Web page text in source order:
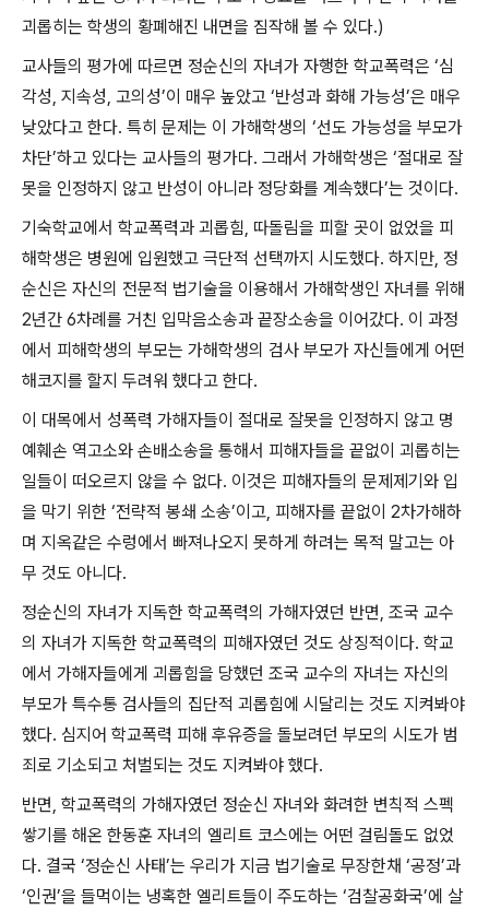
괴롭히는 학생의 황폐해진 내면을 짐작해 볼 수 있다.)
교사들의 평가에 따르면 정순신의 자녀가 자행한 학교폭력은 ‘심
각성, 지속성, 고의성’이 매우 높았고 ‘반성과 화해 가능성’은 매우
낮았다고 한다. 특히 문제는 이 가해학생의 ‘선도 가능성을 부모가
차단’하고 있다는 교사들의 평가다. 그래서 가해학생은 ‘절대로 잘
못을 인정하지 않고 반성이 아니라 정당화를 계속했다’는 것이다.
기숙학교에서 학교폭력과 괴롭힘, 따돌림을 피할 곳이 없었을 피
해학생은 병원에 입원했고 극단적 선택까지 시도했다. 하지만, 정
순신은 자신의 전문적 법기술을 이용해서 가해학생인 자녀를 위해
2년간 6차례를 거친 입막음소송과 끝장소송을 이어갔다. 이 과정
에서 피해학생의 부모는 가해학생의 검사 부모가 자신들에게 어떤
해코지를 할지 두려워 했다고 한다.
이 대목에서 성폭력 가해자들이 절대로 잘못을 인정하지 않고 명
예훼손 역고소와 손배소송을 통해서 피해자들을 끝없이 괴롭히는
일들이 떠오르지 않을 수 없다. 이것은 피해자들의 문제제기와 입
을 막기 위한 ‘전략적 봉쇄 소송’이고, 피해자를 끝없이 2차가해하
며 지옥같은 수렁에서 빠져나오지 못하게 하려는 목적 말고는 아
무 것도 아니다.
정순신의 자녀가 지독한 학교폭력의 가해자였던 반면, 조국 교수
의 자녀가 지독한 학교폭력의 피해자였던 것도 상징적이다. 학교
에서 가해자들에게 괴롭힘을 당했던 조국 교수의 자녀는 자신의
부모가 특수통 검사들의 집단적 괴롭힘에 시달리는 것도 지켜봐야
했다. 심지어 학교폭력 피해 후유증을 돌보려던 부모의 시도가 범
죄로 기소되고 처벌되는 것도 지켜봐야 했다.
반면, 학교폭력의 가해자였던 정순신 자녀와 화려한 변칙적 스펙
쌓기를 해온 한동훈 자녀의 엘리트 코스에는 어떤 걸림돌도 없었
다. 결국 ‘정순신 사태’는 우리가 지금 법기술로 무장한채 ‘공정’과
‘인권’을 들먹이는 냉혹한 엘리트들이 주도하는 ‘검찰공화국’에 살